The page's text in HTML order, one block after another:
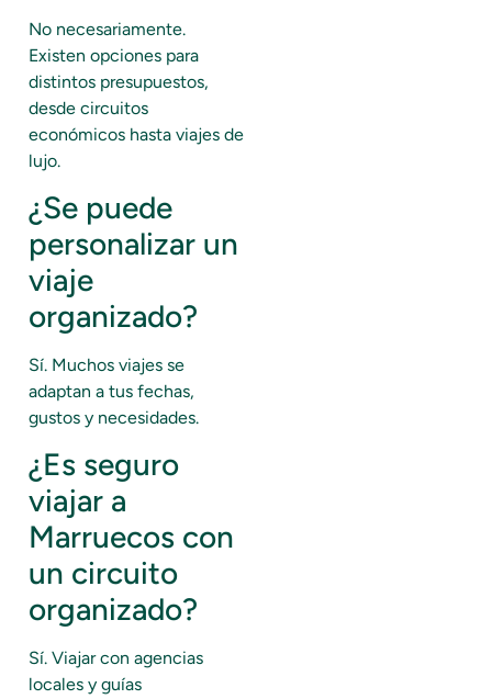
No necesariamente.
Existen opciones para
distintos presupuestos,
desde circuitos
económicos hasta viajes de
lujo.
¿Se puede
personalizar un
viaje
organizado?
Sí. Muchos viajes se
adaptan a tus fechas,
gustos y necesidades.
¿Es seguro
viajar a
Marruecos con
un circuito
organizado?
Sí. Viajar con agencias
locales y guías